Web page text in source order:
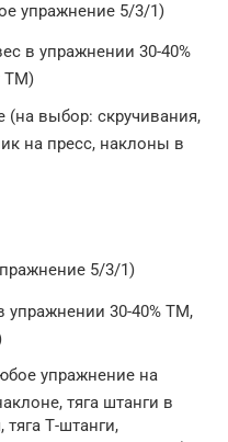
упражнение 5/3/1)
в упражнении 30-40%
ТМ)
(на выбор: скручивания,
на пресс, наклоны в
5/3/1)
30-40% ТМ,
упражнение на
тяга штанги в
тяга Т-штанги,